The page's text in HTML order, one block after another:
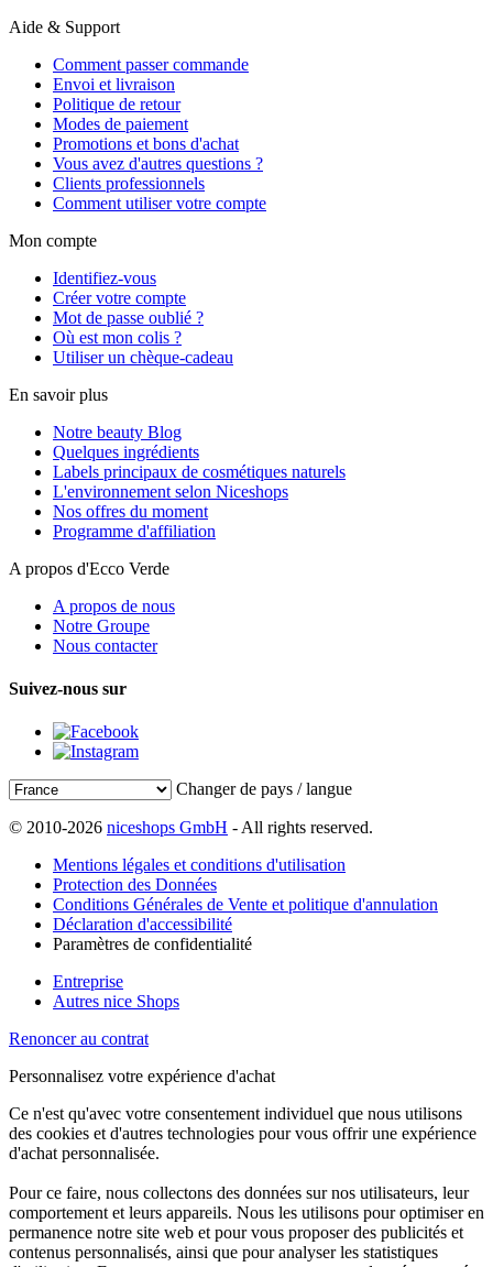
Aide & Support
Comment passer commande
Envoi et livraison
Politique de retour
Modes de paiement
Promotions et bons d'achat
Vous avez d'autres questions ?
Clients professionnels
Comment utiliser votre compte
Mon compte
Identifiez-vous
Créer votre compte
Mot de passe oublié ?
Où est mon colis ?
Utiliser un chèque-cadeau
En savoir plus
Notre beauty Blog
Quelques ingrédients
Labels principaux de cosmétiques naturels
L'environnement selon Niceshops
Nos offres du moment
Programme d'affiliation
A propos d'Ecco Verde
A propos de nous
Notre Groupe
Nous contacter
Suivez-nous sur
Changer de pays / langue
© 2010-2026 niceshops GmbH - All rights reserved.
Mentions légales et conditions d'utilisation
Protection des Données
Conditions Générales de Vente et politique d'annulation
Déclaration d'accessibilité
Paramètres de confidentialité
Entreprise
Autres nice Shops
Renoncer au contrat
Personnalisez votre expérience d'achat
Ce n'est qu'avec votre consentement individuel que nous utilisons
des cookies et d'autres technologies pour vous offrir une expérience
d'achat personnalisée.
Pour ce faire, nous collectons des données sur nos utilisateurs, leur
comportement et leurs appareils. Nous les utilisons pour optimiser en
permanence notre site web et pour vous proposer des publicités et
contenus personnalisés, ainsi que pour analyser les statistiques